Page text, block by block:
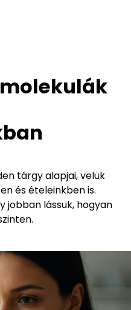
tárgy alapjai, velük
és ételeinkben is.
jobban lássuk, hogyan